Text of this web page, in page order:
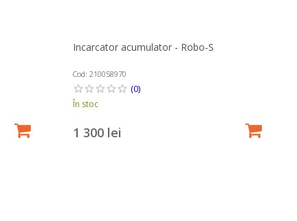
Incarcator acumulator - Robo-S
Cod: 210058970
(0)
În stoc
1 300 lei